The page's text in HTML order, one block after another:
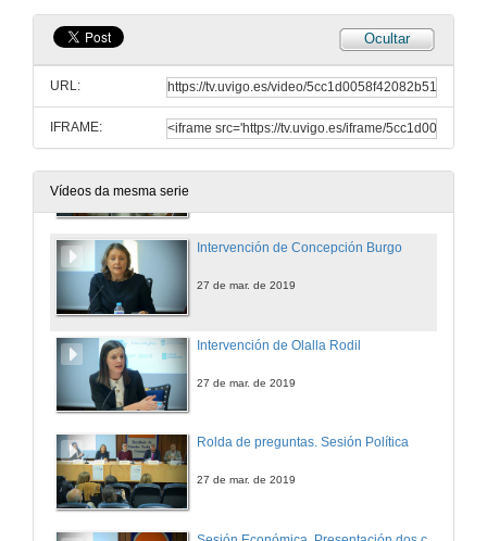
Ocultar
URL:
IFRAME:
Vídeos da mesma serie
Intervención de César Fernández
27 de mar. de 2019
Intervención de Luis Villares
Intervención de Concepción Burgo
27 de mar. de 2019
Intervención de Olalla Rodil
27 de mar. de 2019
Rolda de preguntas. Sesión Política
27 de mar. de 2019